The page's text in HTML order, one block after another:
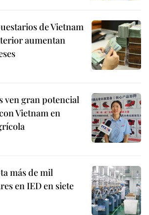
de Vietnam
aumentan
ven gran potencial
Vietnam en
más de mil
en IED en siete